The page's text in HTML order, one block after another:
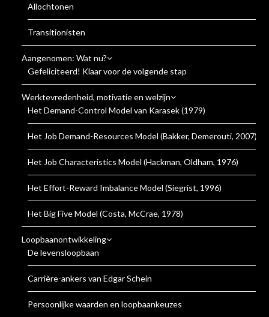
Allochtonen
Transitionisten
Aangenomen: Wat nu?
Gefeliciteerd! Klaar voor de volgende stap
Werktevredenheid, motivatie en welzijn
Het Demand-Control Model van Karasek (1979)
Het Job Demand-Resources Model (Bakker, Demerouti, 2007)
Het Job Characteristics Model (Hackman, Oldham, 1976)
Het Effort-Reward Imbalance Model (Siegrist, 1996)
Het Big Five Model (Costa, McCrae, 1978)
Loopbaanontwikkeling
De levensloopbaan
Carrière-ankers van Edgar Schein
Persoonlijke waarden en loopbaankeuzes